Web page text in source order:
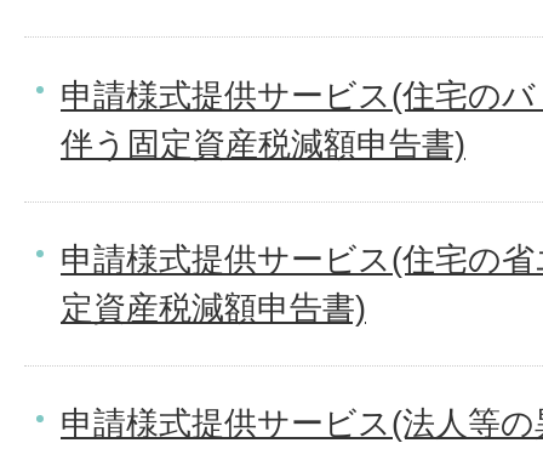
申請様式提供サービス(住宅の
伴う固定資産税減額申告書)
申請様式提供サービス(住宅の
定資産税減額申告書)
申請様式提供サービス(法人等の